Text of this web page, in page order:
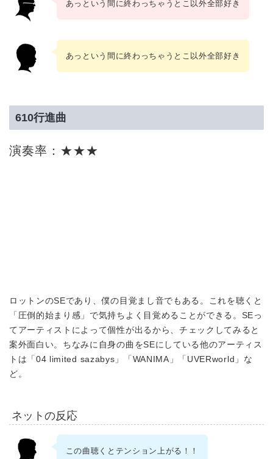
あっという間に終わっちゃうとこ以外全部好き
あっという間に終わっちゃうとこ以外全部好き
610行進曲
演奏率：★★★
ロットンのSEであり、僕の目覚まし音でもある。これを聴くと
「圧倒的始まり感」で気持ちよく目覚めることができる。SEっ
てアーティストによって個性が出るから、チェックしてみると
案外面白い。ちなみに自身の曲をSEにしている他のアーティス
トは「04 limited sazabys」「WANIMA」「UVERworld」な
ど。
ネットの反応
この曲聴くとテンション上がる！！